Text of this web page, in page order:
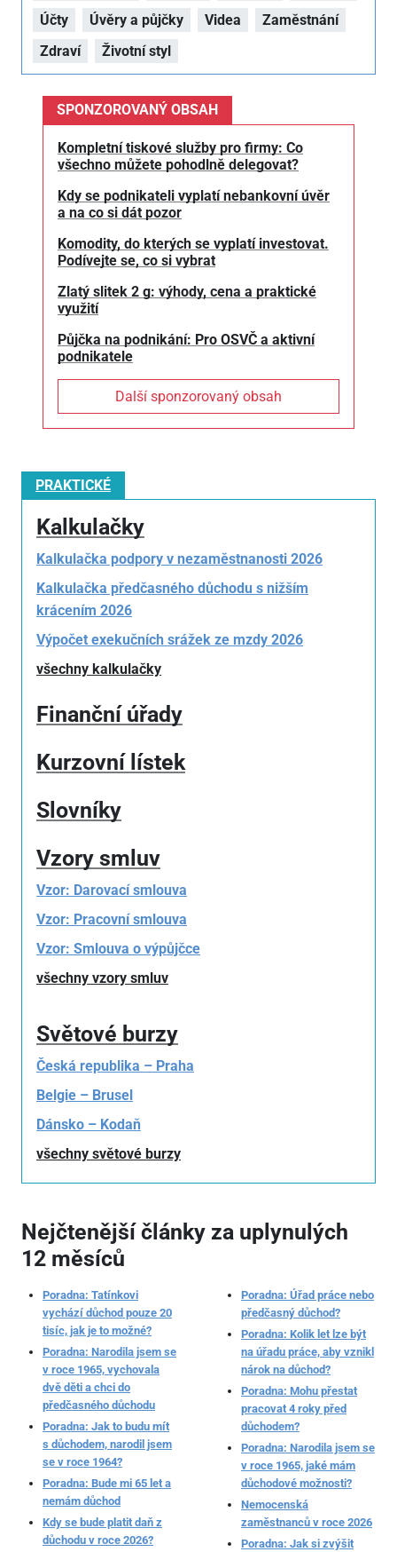
Účty Úvěry a půjčky Videa
Zaměstnání
Zdraví
Životní styl
SPONZOROVANÝ OBSAH
Kompletní tiskové služby pro firmy: Co
všechno můžete pohodlně delegovat?
Kdy se podnikateli vyplatí nebankovní úvěr
a na co si dát pozor
Komodity, do kterých se vyplatí investovat.
Podívejte se, co si vybrat
Zlatý slitek 2 g: výhody, cena a praktické
využití
Půjčka na podnikání: Pro OSVČ a aktivní
podnikatele
Další sponzorovaný obsah
PRAKTICKÉ
Kalkulačky
Kalkulačka podpory v nezaměstnanosti 2026
Kalkulačka předčasného důchodu s nižším
krácením 2026
Výpočet exekučních srážek ze mzdy 2026
všechny kalkulačky
Finanční úřady
Kurzovní lístek
Slovníky
Vzory smluv
Vzor: Darovací smlouva
Vzor: Pracovní smlouva
Vzor: Smlouva o výpůjčce
všechny vzory smluv
Světové burzy
Česká republika – Praha
Belgie – Brusel
Dánsko – Kodaň
všechny světové burzy
Nejčtenější články za uplynulých
12 měsíců
Poradna: Tatínkovi
vychází důchod pouze 20
tisíc, jak je to možné?
Poradna: Narodila jsem se
v roce 1965, vychovala
dvě děti a chci do
předčasného důchodu
Poradna: Jak to budu mít
s důchodem, narodil jsem
se v roce 1964?
Poradna: Bude mi 65 let a
nemám důchod
Kdy se bude platit daň z
důchodu v roce 2026?
Poradna: Úřad práce nebo
předčasný důchod?
Poradna: Kolik let lze být
na úřadu práce, aby vznikl
nárok na důchod?
Poradna: Mohu přestat
pracovat 4 roky před
důchodem?
Poradna: Narodila jsem se
v roce 1965, jaké mám
důchodové možnosti?
Nemocenská
zaměstnanců v roce 2026
Poradna: Jak si zvýšit